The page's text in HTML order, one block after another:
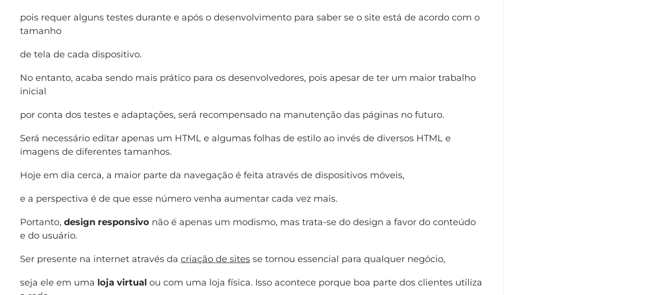
pois requer alguns testes durante e após o desenvolvimento para saber se o site está de acordo com o
tamanho
de tela de cada dispositivo.
No entanto, acaba sendo mais prático para os desenvolvedores, pois apesar de ter um maior trabalho
inicial
por conta dos testes e adaptações, será recompensado na manutenção das páginas no futuro.
Será necessário editar apenas um HTML e algumas folhas de estilo ao invés de diversos HTML e
imagens de diferentes tamanhos.
Hoje em dia cerca, a maior parte da navegação é feita através de dispositivos móveis,
e a perspectiva é de que esse número venha aumentar cada vez mais.
Portanto, design responsivo não é apenas um modismo, mas trata-se do design a favor do conteúdo
e do usuário.
Ser presente na internet através da criação de sites se tornou essencial para qualquer negócio,
seja ele em uma loja virtual ou com uma loja física. Isso acontece porque boa parte dos clientes utiliza